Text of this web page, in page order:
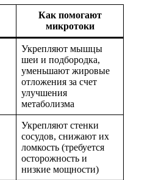
Как помогают
микротоки
Укрепляют мышцы
шеи и подбородка,
уменьшают жировые
отложения за счет
улучшения
метаболизма
Укрепляют стенки
сосудов, снижают их
ломкость (требуется
осторожность и
низкие мощности)